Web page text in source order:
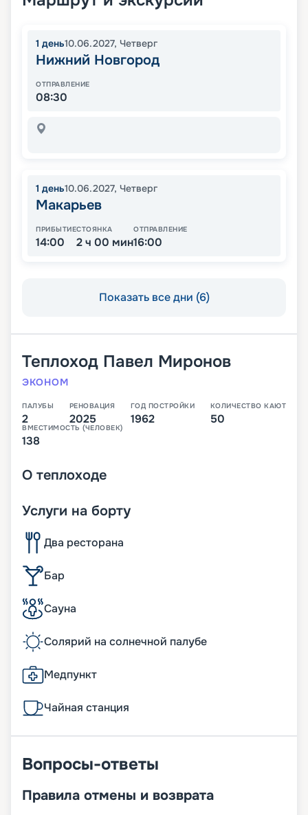
1 день10.06.2027, Четверг
Нижний Новгород
ОТПРАВЛЕНИЕ
08:30
1 день10.06.2027, Четверг
Макарьев
ПРИБЫТИЕ
14:00
СТОЯНКА
2 ч 00 мин
ОТПРАВЛЕНИЕ
16:00
Показать все дни (6)
Теплоход Павел Миронов
ЭКОНОМ
ПАЛУБЫ
2
РЕНОВАЦИЯ
2025
ГОД ПОСТРОЙКИ
1962
КОЛИЧЕСТВО КАЮТ
50
ВМЕСТИМОСТЬ (ЧЕЛОВЕК)
138
О теплоходе
Услуги на борту
Два ресторана
Бар
Сауна
Солярий на солнечной палубе
Медпункт
Чайная станция
Вопросы-ответы
Правила отмены и возврата